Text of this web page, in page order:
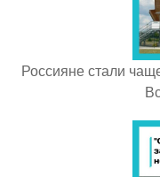
Россияне стали